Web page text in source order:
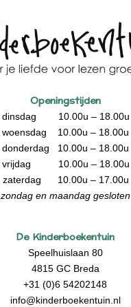
Openingstijden
dinsdag 10.00u – 18.00u
woensdag 10.00u – 18.00u
donderdag 10.00u – 18.00u
vrijdag 10.00u – 18.00u
zaterdag 10.00u – 17.00u
zondag en maandag gesloten
De Kinderboekentuin
Speelhuislaan 80
4815 GC Breda
+31 (0)6 54202148
info@kinderboekentuin.nl